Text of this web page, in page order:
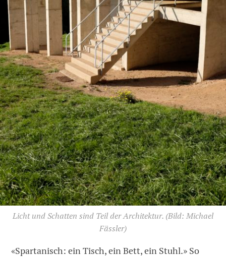
Licht und Schatten sind Teil der Architektur. (Bild: Michael
Fässler)
«Spartanisch: ein Tisch, ein Bett, ein Stuhl.» So